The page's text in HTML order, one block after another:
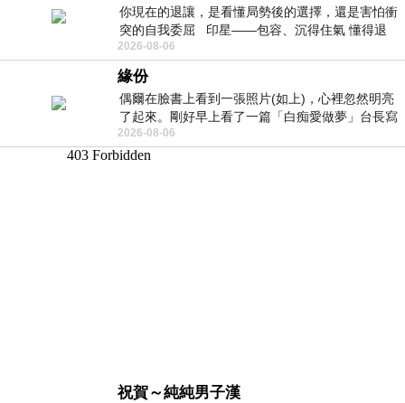
你現在的退讓，是看懂局勢後的選擇，還是害怕衝
突的自我委屈 印星——包容、沉得住氣 懂得退
一步觀察，不會
2026-08-06
緣份
偶爾在臉書上看到一張照片(如上)，心裡忽然明亮
了起來。剛好早上看了一篇「白痴愛做夢」台長寫
的貼文，在回顧年輕時瘋狂愛上
2026-08-06
祝賀～純純男子漢